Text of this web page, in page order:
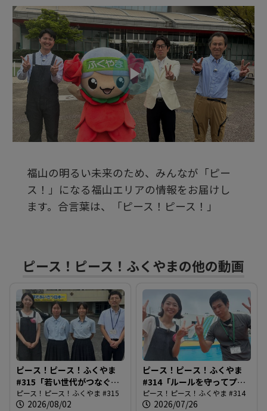
ビ
デ
オ
再
生
す
る
福山の明るい未来のため、みんなが「ピー
ス！」になる福山エリアの情報をお届けし
ます。合言葉は、「ピース！ピース！」
ピース！ピース！ふくやまの他の動画
ピース！ピース！ふくやま
#315「若い世代がつなぐ市
民平和のつどい」
ピース！ピース！ふくやま #315
2026/08/02
ピース！ピース！ふくやま
#314「ルールを守ってプー
ルを楽しもう」
ピース！ピース！ふくやま #314
2026/07/26